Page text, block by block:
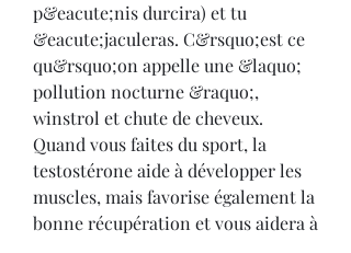
p&eacute;nis durcira) et tu
&eacute;jaculeras. C&rsquo;est ce
qu&rsquo;on appelle une &laquo;
pollution nocturne &raquo;,
winstrol et chute de cheveux.
Quand vous faites du sport, la
testostérone aide à développer les
muscles, mais favorise également la
bonne récupération et vous aidera à